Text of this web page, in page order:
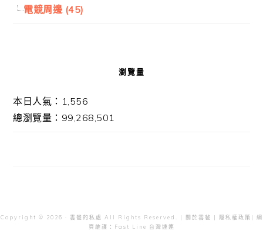
電競周邊 (45)
瀏覽量
本日人氣：1,556
總瀏覽量：99,268,501
Copyright © 2026 · 雲爸的私處 All Rights Reserved. | 關於雲爸 | 隱私權政策 | 網
頁維護：
Fast Line 台灣速連